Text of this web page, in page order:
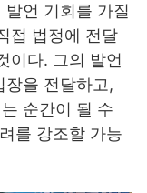
언 기회를 가질
접 법정에 전달
이다. 그의 발언
장을 전달하고,
순간이 될 수
를 강조할 가능